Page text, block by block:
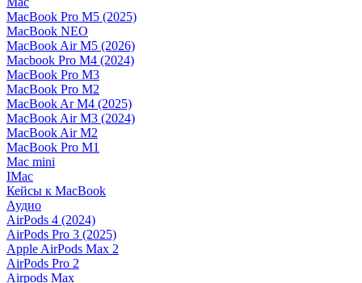
MacBook Pro M5 (2025)
MacBook NEO
MacBook Air M5 (2026)
Macbook Pro M4 (2024)
MacBook Pro M3
MacBook Pro M2
MacBook Ar M4 (2025)
MacBook Air M3 (2024)
MacBook Air M2
MacBook Pro M1
Mac mini
IMac
Кейсы к MacBook
Аудио
AirPods 4 (2024)
AirPods Pro 3 (2025)
Apple AirPods Max 2
AirPods Pro 2
Airpods Max